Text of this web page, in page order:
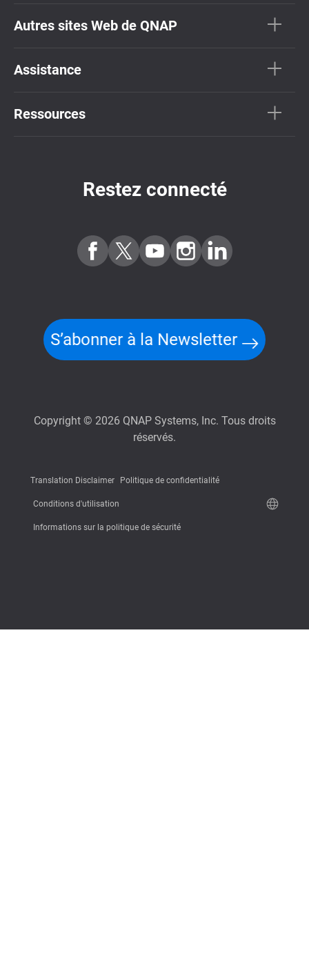
Autres sites Web de QNAP
Assistance
Ressources
Restez connecté
S’abonner à la Newsletter
Copyright © 2026 QNAP Systems, Inc. Tous droits
réservés.
Translation Disclaimer Politique de confidentialité
Conditions d'utilisation
Informations sur la politique de sécurité